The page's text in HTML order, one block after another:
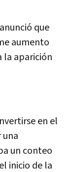
que
aumento
la aparición
en el
un conteo
inicio de la